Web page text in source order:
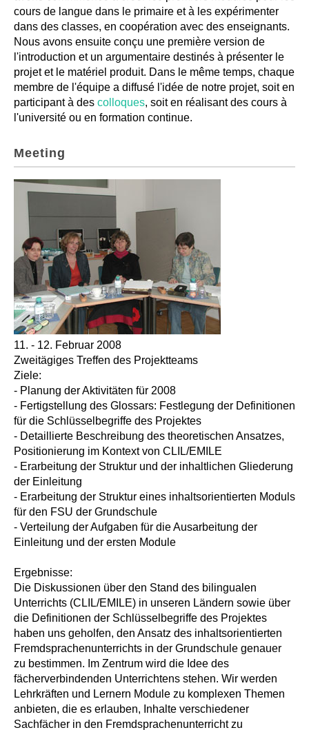
cours de langue dans le primaire et à les expérimenter
dans des classes, en coopération avec des enseignants.
Nous avons ensuite conçu une première version de
l'introduction et un argumentaire destinés à présenter le
projet et le matériel produit. Dans le même temps, chaque
membre de l'équipe a diffusé l'idée de notre projet, soit en
participant à des colloques, soit en réalisant des cours à
l'université ou en formation continue.
Meeting
11. - 12. Februar 2008
Zweitägiges Treffen des Projektteams
Ziele:
- Planung der Aktivitäten für 2008
- Fertigstellung des Glossars: Festlegung der Definitionen
für die Schlüsselbegriffe des Projektes
- Detaillierte Beschreibung des theoretischen Ansatzes,
Positionierung im Kontext von CLIL/EMILE
- Erarbeitung der Struktur und der inhaltlichen Gliederung
der Einleitung
- Erarbeitung der Struktur eines inhaltsorientierten Moduls
für den FSU der Grundschule
- Verteilung der Aufgaben für die Ausarbeitung der
Einleitung und der ersten Module
Ergebnisse:
Die Diskussionen über den Stand des bilingualen
Unterrichts (CLIL/EMILE) in unseren Ländern sowie über
die Definitionen der Schlüsselbegriffe des Projektes
haben uns geholfen, den Ansatz des inhaltsorientierten
Fremdsprachenunterrichts in der Grundschule genauer
zu bestimmen. Im Zentrum wird die Idee des
fächerverbindenden Unterrichtens stehen. Wir werden
Lehrkräften und Lernern Module zu komplexen Themen
anbieten, die es erlauben, Inhalte verschiedener
Sachfächer in den Fremdsprachenunterricht zu